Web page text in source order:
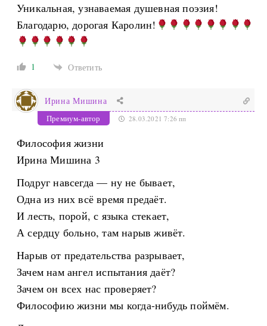
Уникальная, узнаваемая душевная поэзия!
Благодарю, дорогая Каролин!
1 Ответить
Ирина Мишина
Премиум-автор 28.03.2021 7:26 пп
Философия жизни
Ирина Мишина 3
Подруг навсегда — ну не бывает,
Одна из них всё время предаёт.
И лесть, порой, с языка стекает,
А сердцу больно, там нарыв живёт.
Нарыв от предательства разрывает,
Зачем нам ангел испытания даёт?
Зачем он всех нас проверяет?
Философию жизни мы когда-нибудь поймём.